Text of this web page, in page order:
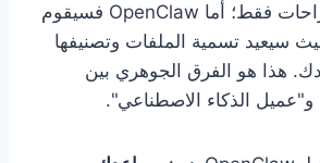
فإنه سيعطيك اقتراحات فقط؛ أما OpenClaw فسيقوم
سيعيد تسمية الملفات وتصنيفها
هذا هو الفرق الجوهري بين
الذكاء الاصطناعي".